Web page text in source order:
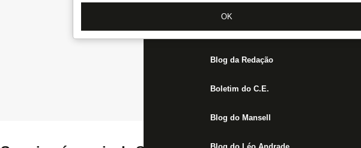
OK
Fórum
Jogos
Blog da Redação
Boletim do C.E.
Blog do Mansell